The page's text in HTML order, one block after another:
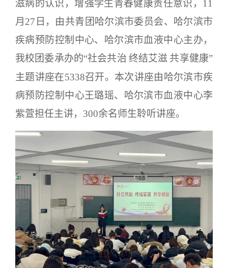
滋病的认识，增强学生青春健康责任意识，11
月27日，由共青团哈尔滨市委员会、哈尔滨市
疾病预防控制中心、哈尔滨市血液中心主办，
我校团委承办的“社会共治 终结艾滋 共享健康”
主题讲座在5338召开。本次讲座由哈尔滨市疾
病预防控制中心王璐瑶、哈尔滨市血液中心李
紫萱担任主讲，300余名师生聆听讲座。